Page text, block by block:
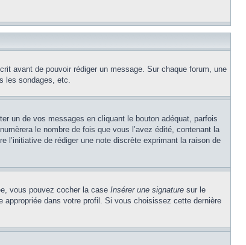
avant de pouvoir rédiger un message. Sur chaque forum, une
les sondages, etc.
un de vos messages en cliquant le bouton adéquat, parfois
le nombre de fois que vous l’avez édité, contenant la
l’initiative de rédiger une note discrète exprimant la raison de
vous pouvez cocher la case Insérer une signature sur le
appropriée dans votre profil. Si vous choisissez cette dernière